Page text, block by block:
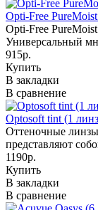
Opti-Free
Opti-Free
Универсальный
915р.
Купить
В закладки
В сравнение
Optosoft tint (1
Оттеночные
представляют
1190р.
Купить
В закладки
В сравнение